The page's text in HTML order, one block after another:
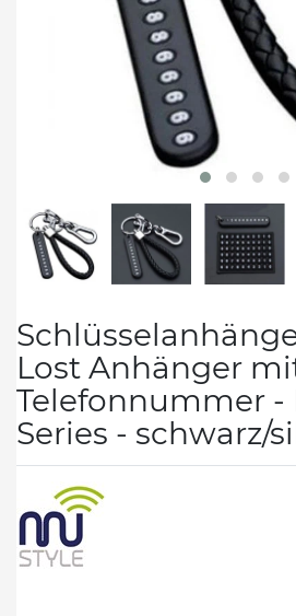
Lost Anhänger
Telefonnummer -
Series - schwarz/